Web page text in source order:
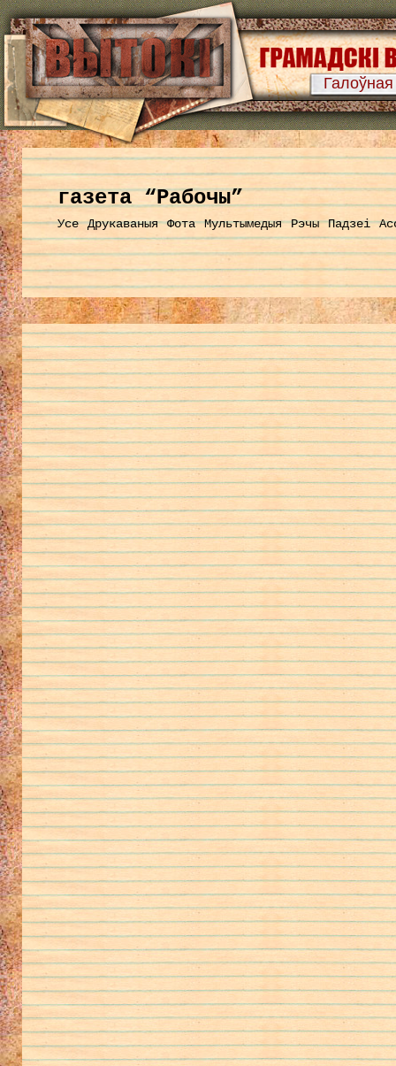
Галоўная
газета “Рабочы”
Усе Друкаваныя Фота Мультымедыя Рэчы Падзеі